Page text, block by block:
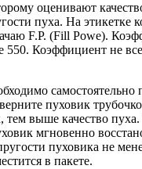
оценивают
пуха. На этикетке
F.P. (Fill Powe).
550. Коэффициент не
самостоятельно
пуховик
тем выше качество
мгновенно
пуховика не
в пакете.